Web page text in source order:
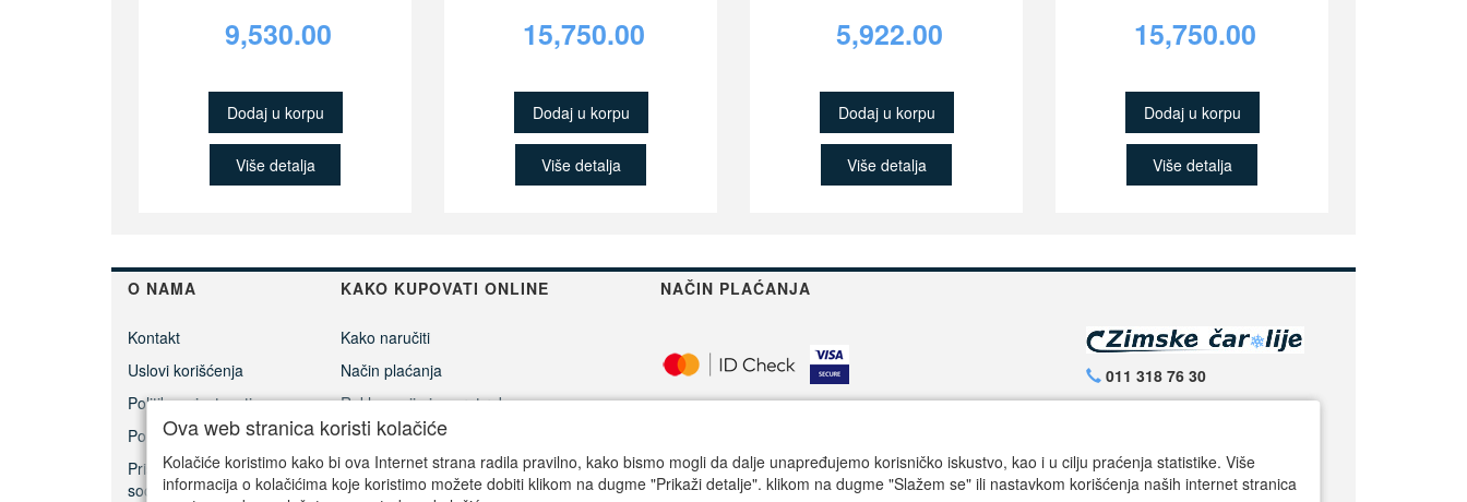
9,530.00
Dodaj u korpu
Više detalja
15,750.00
Dodaj u korpu
Više detalja
5,922.00
Dodaj u korpu
Više detalja
15,750.00
Dodaj u korpu
Više detalja
O NAMA KAKO KUPOVATI ONLINE NAČIN PLAĆANJA
Kontakt
Uslovi korišćenja
Politika privatnosti
Politika kolačića
Prisoner's Dilemma -
social game
Kako naručiti
Način plaćanja
Reklamacije i povrat robe
Cenovnik dostave
Dokumenti za povrat robe
011 318 76 30
Radno vreme:
Ova web stranica koristi kolačiće
Kolačiće koristimo kako bi ova Internet strana radila pravilno, kako bismo mogli da dalje unapređujemo korisničko iskustvo, kao i u cilju praćenja statistike. Više
informacija o kolačićima koje koristimo možete dobiti klikom na dugme "Prikaži detalje". klikom na dugme "Slažem se" ili nastavkom korišćenja naših internet stranica